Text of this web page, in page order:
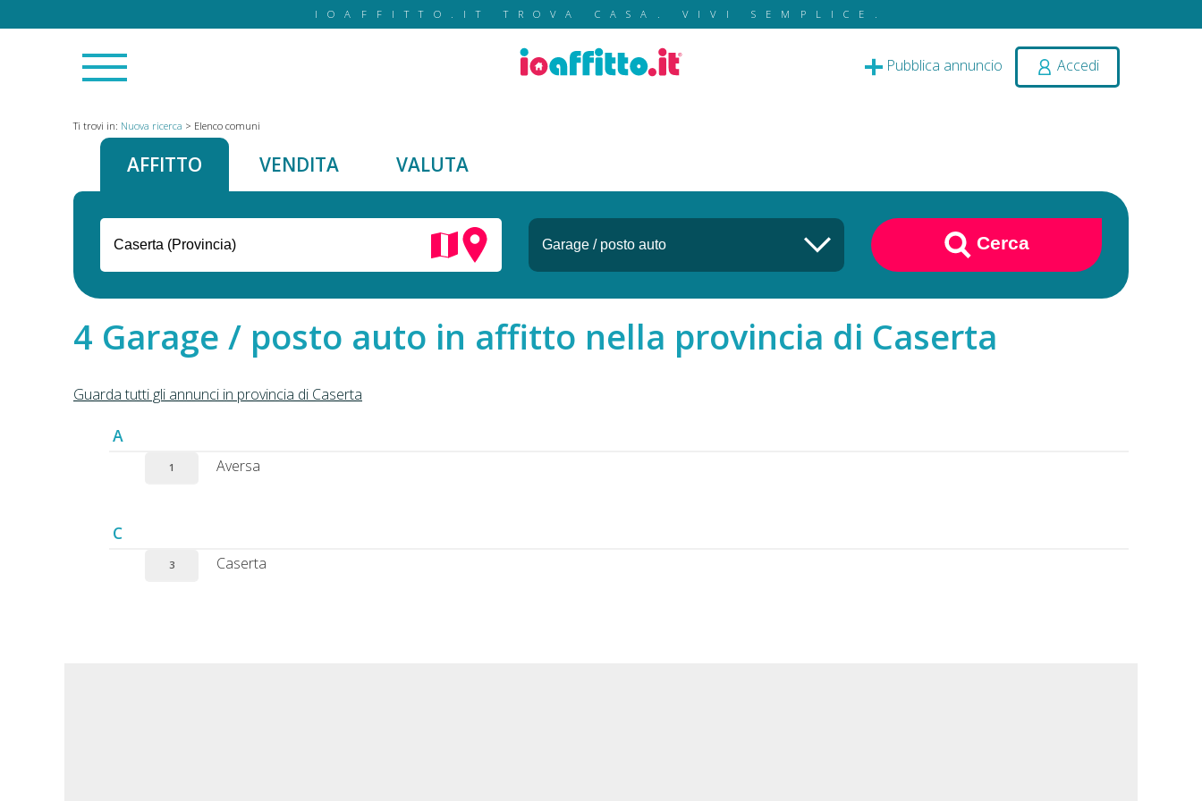
IOAFFITTO.IT TROVA CASA. VIVI SEMPLICE.
Pubblica annuncio Accedi
Ti trovi in: Nuova ricerca > Elenco comuni
AFFITTO VENDITA VALUTA
Cerca
Garage / posto auto in affitto nella provincia di Caserta
Guarda tutti gli annunci in provincia di Caserta
A
1 Aversa
C
3 Caserta